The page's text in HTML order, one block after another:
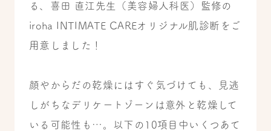
る、喜田 直江先生（美容婦人科医）監修の
iroha INTIMATE CAREオリジナル肌診断をご
用意しました！
顔やからだの乾燥にはすぐ気づけても、見逃
しがちなデリケートゾーンは意外と乾燥して
いる可能性も…。以下の10項目中いくつあて